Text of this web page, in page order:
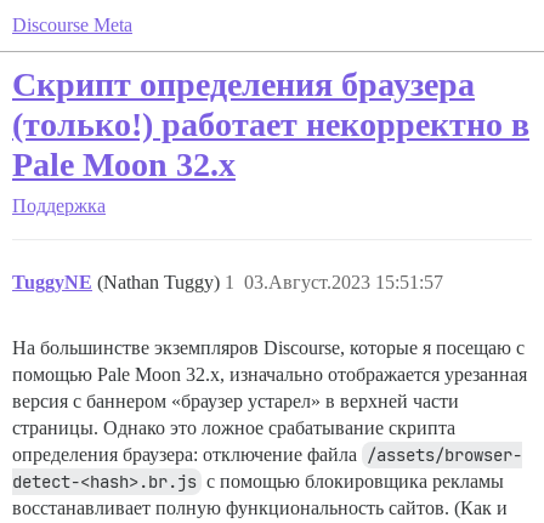
Discourse Meta
Скрипт определения браузера
(только!) работает некорректно в
Pale Moon 32.x
Поддержка
TuggyNE (Nathan Tuggy) 03.Август.2023 15:51:57
1
На большинстве экземпляров Discourse, которые я посещаю с
помощью Pale Moon 32.x, изначально отображается урезанная
версия с баннером «браузер устарел» в верхней части
страницы. Однако это ложное срабатывание скрипта
определения браузера: отключение файла
/assets/browser-
detect-<hash>.br.js с помощью блокировщика рекламы
восстанавливает полную функциональность сайтов. (Как и